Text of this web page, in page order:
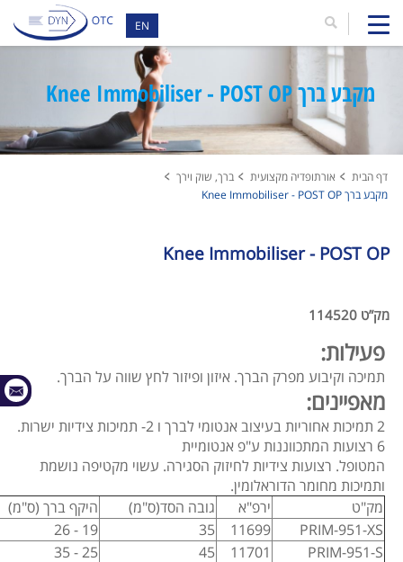
EN
מקבע ברך Knee Immobiliser - POST OP
דף הבית אורתופדיה מקצועית
ברך, שוק וירך
מקבע ברך Knee Immobiliser - POST OP
Knee Immobiliser - POST OP
מק”ט 114520
פעילות:
תמיכה וקיבוע מפרק הברך. איזון ופיזור לחץ שווה על הברך.
מאפיינים:
2 תמיכות אחוריות בעיצוב אנטומי לברך ו 2- תמיכות צידיות ישרות.
6 רצועות המתכווננות ע"פ אנטומיית
המטופל. רצועות צידיות לחיזוק הסגירה. עשוי מקטיפה נושמת
ותמיכות מחומר הדוראלומין.
מק"ט
ירפ"א גובה הסד(ס"מ)
היקף ברך (ס"מ)
PRIM-951-XS
11699
35
19 - 26
PRIM-951-S
11701
45
25 - 35